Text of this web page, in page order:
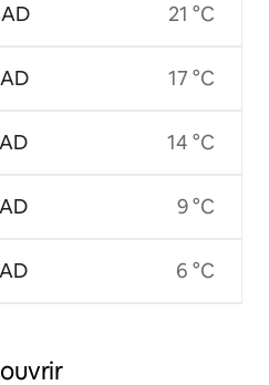
21 °C
17 °C
14 °C
9 °C
6 °C